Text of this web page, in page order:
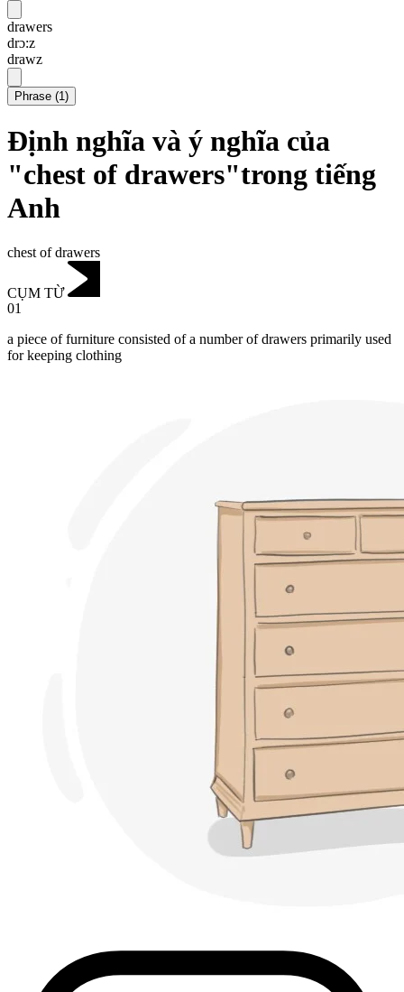
drawers
drɔ:z
drawz
Phrase (1)
Định nghĩa và ý nghĩa của
"chest of drawers"trong tiếng
Anh
chest of drawers
CỤM TỪ
01
a piece of furniture consisted of a number of drawers primarily used
for keeping clothing